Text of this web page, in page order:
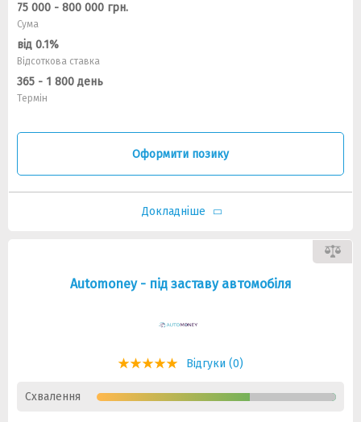
75 000 - 800 000 грн.
Сума
від 0.1%
Відсоткова ставка
365 - 1 800 день
Термін
Оформити позику
Докладніше
Automoney - під заставу автомобіля
Відгуки (0)
Схвалення